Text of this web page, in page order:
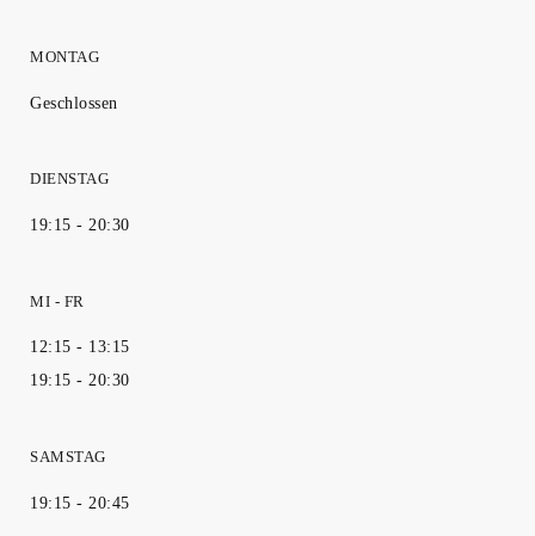
MONTAG
Geschlossen
DIENSTAG
19:15 - 20:30
MI - FR
12:15 - 13:15
19:15 - 20:30
SAMSTAG
19:15 - 20:45